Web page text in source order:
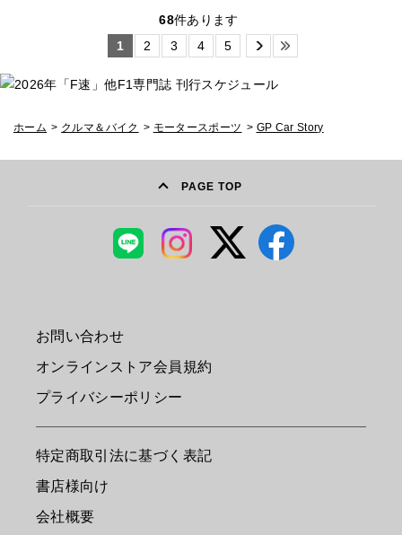
68件あります
1
2 3 4 5
ホーム > クルマ＆バイク > モータースポーツ > GP Car Story
PAGE TOP
お問い合わせ
オンラインストア会員規約
プライバシーポリシー
特定商取引法に基づく表記
書店様向け
会社概要